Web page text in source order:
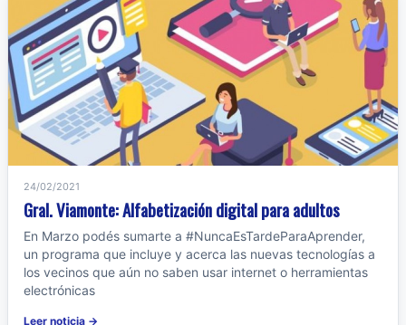
24/02/2021
Gral. Viamonte: Alfabetización digital para adultos
En Marzo podés sumarte a #NuncaEsTardeParaAprender,
un programa que incluye y acerca las nuevas tecnologías a
los vecinos que aún no saben usar internet o herramientas
electrónicas
Leer noticia →